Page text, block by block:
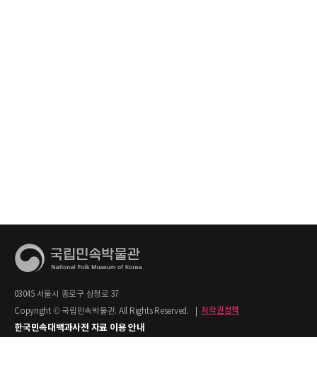
03045 서울시 종로구 삼청로 37
Copyright © 국립민속박물관. All Rights Reserved.
저작권정책
한국민속대백과사전 자료 이용 안내